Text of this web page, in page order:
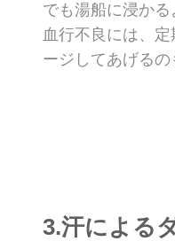
でも湯船に浸かる
血行不良には、
ージしてあげるの
3.汗による